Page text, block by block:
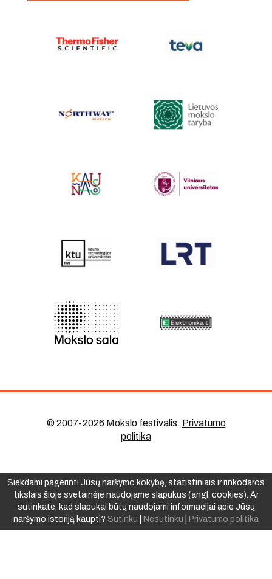
© 2007-2026 Mokslo festivalis. Privatumo
politika
Siekdami pagerinti Jūsų naršymo kokybę, statistiniais ir rinkodaros
tikslais šioje svetainėje naudojame slapukus (angl. cookies). Ar
sutinkate, kad slapukai būtų naudojami informacijai apie Jūsų
naršymo istoriją kaupti? Sutinku Nesutinku Privatumo politika